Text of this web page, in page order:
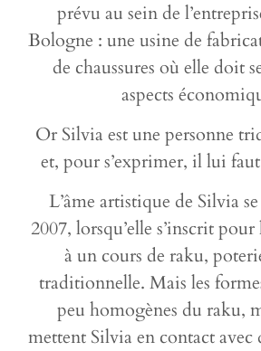
prévu au sein de
Bologne : une usine de
de chaussures où elle doit
aspects
Or Silvia est une personne
et, pour s’exprimer, il lui
L’âme artistique de Silvia
2007, lorsqu’elle s’inscrit
à un cours de raku,
traditionnelle. Mais les
peu homogènes du raku,
mettent Silvia en contact avec